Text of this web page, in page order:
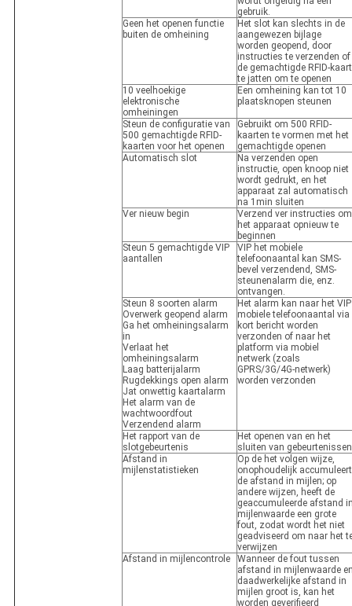
gebruik.
Geen het openen functie
buiten de omheining
Het slot kan slechts in de
aangewezen bijlage
worden geopend, door
instructies te verzenden of
de gemachtigde RFID-kaart
te jatten om te openen
10 veelhoekige
elektronische
omheiningen
Een omheining kan tot 10
plaatsknopen steunen
Steun de configuratie van
500 gemachtigde RFID-
kaarten voor het openen
Gebruikt om 500 RFID-
kaarten te vormen met het
gemachtigde openen
Automatisch slot
Na verzenden open
instructie, open knoop niet
wordt gedrukt, en het
apparaat zal automatisch
na 1min sluiten
Ver nieuw begin
Verzend ver instructies om
het apparaat opnieuw te
beginnen
Steun 5 gemachtigde VIP
aantallen
VIP het mobiele
telefoonaantal kan SMS-
bevel verzendend, SMS-
steunenalarm die, enz.
ontvangen.
Steun 8 soorten alarm
Overwerk geopend alarm
Ga het omheiningsalarm
in
Verlaat het
omheiningsalarm
Laag batterijalarm
Rugdekkings open alarm
Jat onwettig kaartalarm
Het alarm van de
wachtwoordfout
Verzendend alarm
Het alarm kan naar het VIP
mobiele telefoonaantal via
kort bericht worden
verzonden of naar het
platform via mobiel
netwerk (zoals
GPRS/3G/4G-netwerk)
worden verzonden
Het rapport van de
slotgebeurtenis
Het openen van en het
sluiten van gebeurtenissen
Afstand in
mijlenstatistieken
Op de het volgen wijze,
onophoudelijk accumuleert
de afstand in mijlen; op
andere wijzen, heeft de
geaccumuleerde afstand
mijlenwaarde een grote
fout, zodat wordt het niet
geadviseerd om naar het
verwijzen
Afstand in mijlencontrole
Wanneer de fout tussen
afstand in mijlenwaarde
daadwerkelijke afstand in
mijlen groot is, kan het
worden geverifieerd